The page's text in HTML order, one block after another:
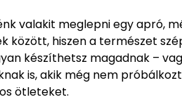
valakit meglepni egy apró,
között, hiszen a természet
készíthetsz magadnak –
is, akik még nem
ötleteket.